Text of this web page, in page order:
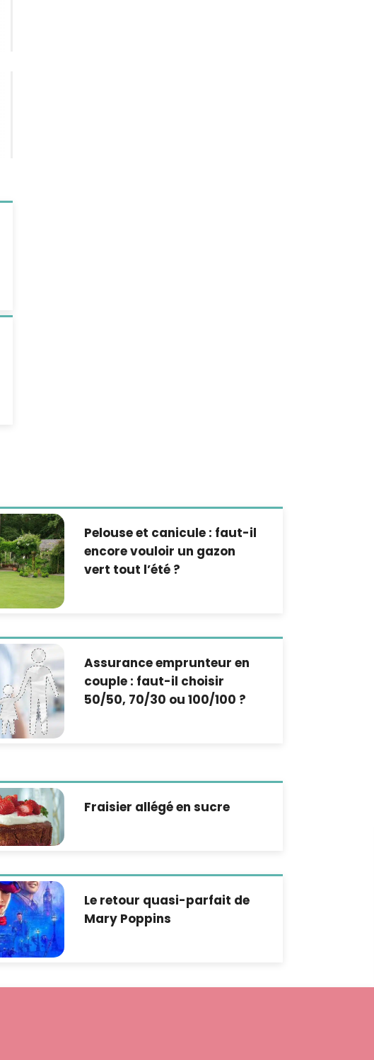
Pelouse et canicule : faut-il
encore vouloir un gazon
vert tout l’été ?
Assurance emprunteur en
couple : faut-il choisir
50/50, 70/30 ou 100/100 ?
Fraisier allégé en sucre
Le retour quasi-parfait de
Mary Poppins